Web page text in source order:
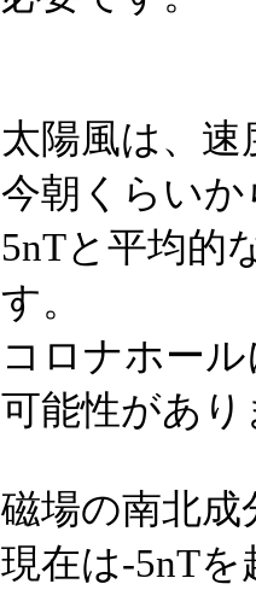
太陽風は、
今朝くらい
5nTと平均的
す。
コロナホー
可能性があり
磁場の南北
現在は-5nT